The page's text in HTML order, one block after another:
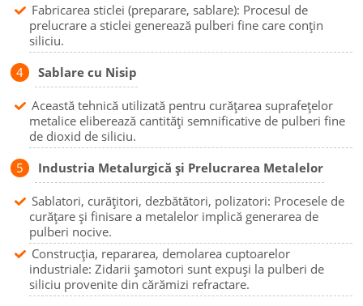
Fabricarea sticlei (preparare, sablare): Procesul de
prelucrare a sticlei generează pulberi fine care conțin
siliciu.
Sablare cu Nisip
Această tehnică utilizată pentru curățarea suprafețelor
metalice eliberează cantități semnificative de pulberi fine
de dioxid de siliciu.
Industria Metalurgică și Prelucrarea Metalelor
Sablatori, curățitori, dezbătători, polizatori: Procesele de
curățare și finisare a metalelor implică generarea de
pulberi nocive.
Construcția, repararea, demolarea cuptoarelor
industriale: Zidarii șamotori sunt expuși la pulberi de
siliciu provenite din cărămizi refractare.